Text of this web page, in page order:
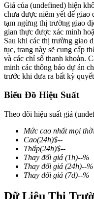
USDT Futures
Futures sử dụng
COIN-M Futures
Futures sử dụng token
TradFi
Giá của (undefined) hiện
chưa được niêm yết để giao
tạm ngừng thị trường giao
gian thực được xác minh
Sau khi các thị trường giao
tục, trang này sẽ cung cấp
và các chỉ số thanh khoản.
minh các thông báo dự án
trước khi đưa ra bất kỳ
Biểu Đồ Hiệu Suất
Theo dõi hiệu suất giá
Mức cao nhất mọi
Cao(24h)$--
Thấp(24h)$--
Thay đổi giá (1h)--%
Thay đổi giá (24h)--%
Thay đổi giá (7d)--%
Dữ Liệu Thị